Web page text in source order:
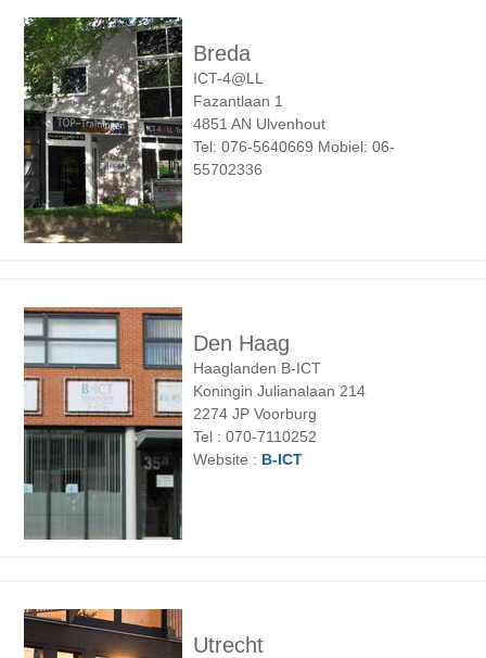
Breda
ICT-4@LL
Fazantlaan 1
4851 AN Ulvenhout
Tel: 076-5640669 Mobiel: 06-
55702336
Den Haag
Haaglanden B-ICT
Koningin Julianalaan 214
2274 JP Voorburg
Tel : 070-7110252
Website : B-ICT
Utrecht